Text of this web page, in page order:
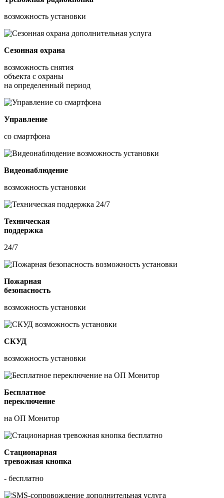
возможность установки
Сезонная охрана
возможность снятия
объекта с охраны
на определенный период
Управление
со смартфона
Видеонаблюдение
возможность установки
Техническая
поддержка
24/7
Пожарная
безопасность
возможность установки
СКУД
возможность установки
Бесплатное
переключение
на ОП Монитор
Стационарная
тревожная кнопка
- бесплатно